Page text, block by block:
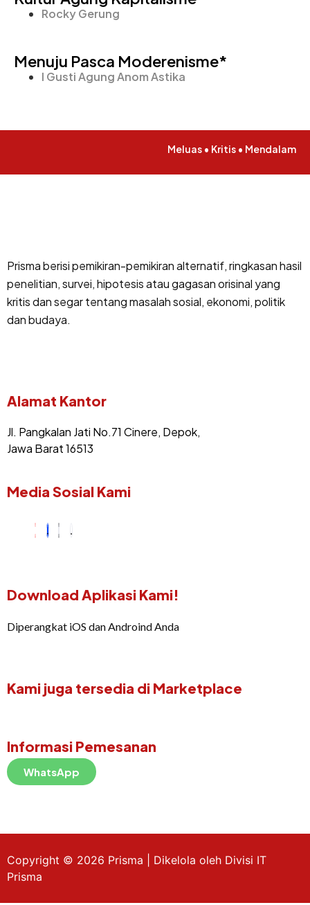
Rocky Gerung
Menuju Pasca Moderenisme*
I Gusti Agung Anom Astika
Meluas • Kritis • Mendalam
Prisma berisi pemikiran-pemikiran alternatif, ringkasan hasil
penelitian, survei, hipotesis atau gagasan orisinal yang
kritis dan segar tentang masalah sosial, ekonomi, politik
dan budaya.
Alamat Kantor
Jl. Pangkalan Jati No.71 Cinere, Depok,
Jawa Barat 16513
Media Sosial Kami
Download Aplikasi Kami!
Diperangkat iOS dan Androind Anda
Kami juga tersedia di Marketplace
Informasi Pemesanan
WhatsApp
Copyright © 2026 Prisma | Dikelola oleh Divisi IT
Prisma